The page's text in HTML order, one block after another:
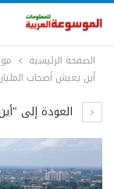
الصفحة الرئيسية
أين يعيش أصحاب
العودة إلى